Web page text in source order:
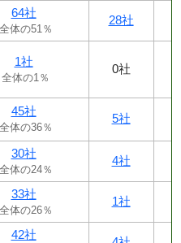
64社
全体の51％
28社
1社
全体の1％
0社
45社
全体の36％
5社
30社
全体の24％
4社
33社
全体の26％
1社
42社